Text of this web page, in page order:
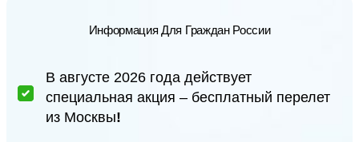
Информация Для Граждан России
В августе 2026 года действует
специальная акция – бесплатный перелет
из Москвы!